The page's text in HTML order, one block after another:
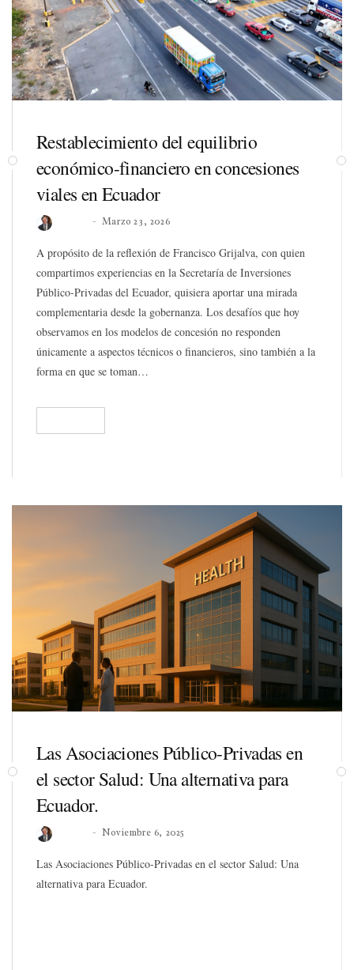
Restablecimiento del equilibrio
económico-financiero en concesiones
viales en Ecuador
Marzo 23, 2026
A propósito de la reflexión de Francisco Grijalva, con quien
compartimos experiencias en la Secretaría de Inversiones
Público-Privadas del Ecuador, quisiera aportar una mirada
complementaria desde la gobernanza. Los desafíos que hoy
observamos en los modelos de concesión no responden
únicamente a aspectos técnicos o financieros, sino también a la
forma en que se toman…
Las Asociaciones Público-Privadas en
el sector Salud: Una alternativa para
Ecuador.
Noviembre 6, 2025
Las Asociaciones Público-Privadas en el sector Salud: Una
alternativa para Ecuador.